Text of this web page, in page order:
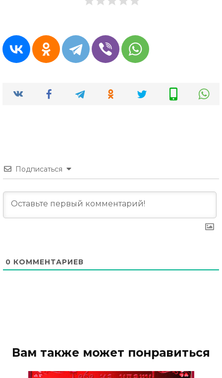
Подписаться
0 КОММЕНТАРИЕВ
Вам также может понравиться